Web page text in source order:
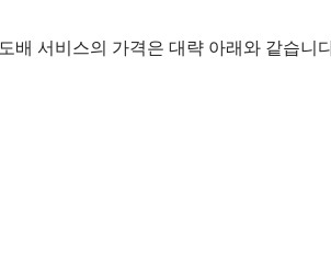
도배 서비스의 가격은 대략 아래와 같습니